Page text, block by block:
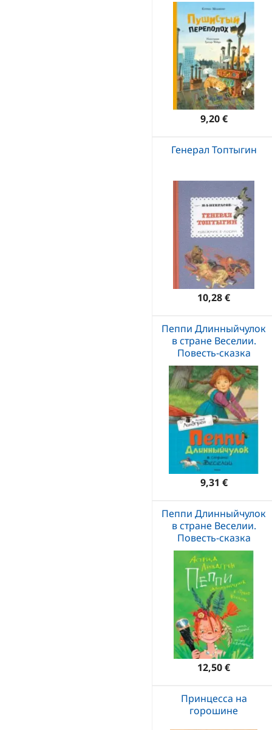
9,20 €
Генерал Топтыгин
10,28 €
Пеппи Длинныйчулок
в стране Веселии.
Повесть-сказка
9,31 €
Пеппи Длинныйчулок
в стране Веселии.
Повесть-сказка
12,50 €
Принцесса на
горошине